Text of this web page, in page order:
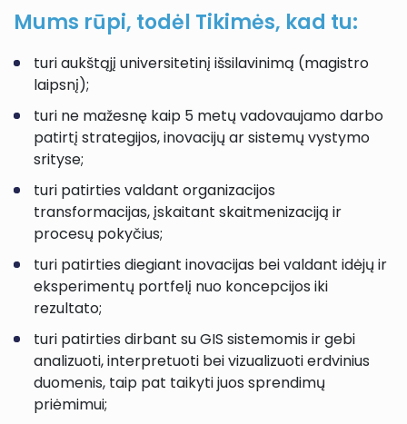
Mums rūpi, todėl Tikimės, kad tu:
turi aukštąjį universitetinį išsilavinimą (magistro
laipsnį);
turi ne mažesnę kaip 5 metų vadovaujamo darbo
patirtį strategijos, inovacijų ar sistemų vystymo
srityse;
turi patirties valdant organizacijos
transformacijas, įskaitant skaitmenizaciją ir
procesų pokyčius;
turi patirties diegiant inovacijas bei valdant idėjų ir
eksperimentų portfelį nuo koncepcijos iki
rezultato;
turi patirties dirbant su GIS sistemomis ir gebi
analizuoti, interpretuoti bei vizualizuoti erdvinius
duomenis, taip pat taikyti juos sprendimų
priėmimui;